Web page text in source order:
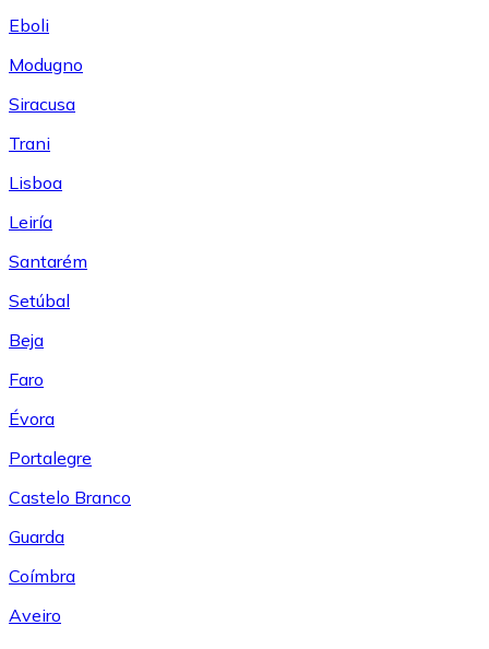
Eboli
Modugno
Siracusa
Trani
Lisboa
Leiría
Santarém
Setúbal
Beja
Faro
Évora
Portalegre
Castelo Branco
Guarda
Coímbra
Aveiro